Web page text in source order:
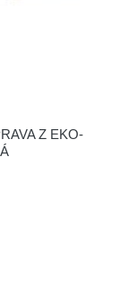
Z EKO-